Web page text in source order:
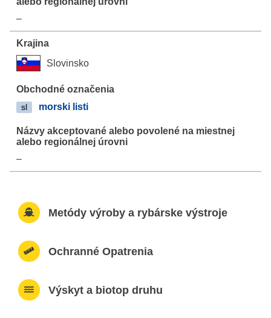
–
Slovinsko
sl morski listi
–
Metódy výroby a rybárske výstroje
Ochranné Opatrenia
Výskyt a biotop druhu